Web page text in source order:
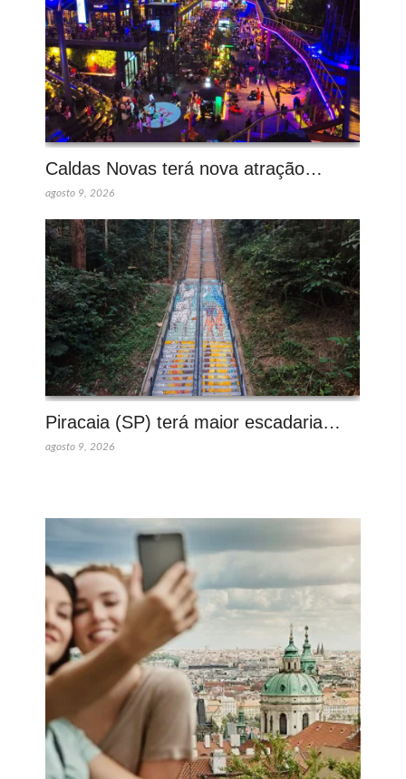
Caldas Novas terá nova atração…
agosto 9, 2026
Piracaia (SP) terá maior escadaria…
agosto 9, 2026